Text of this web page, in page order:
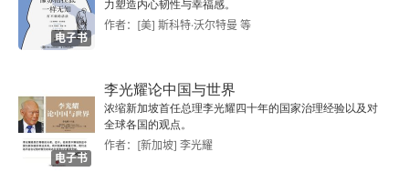
电子书
力塑造内心韧性与幸福感。
作者：[美] 斯科特·沃尔特曼 等
电子书
李光耀论中国与世界
浓缩新加坡首任总理李光耀四十年的国家治理经验以及对
全球各国的观点。
作者：[新加坡] 李光耀